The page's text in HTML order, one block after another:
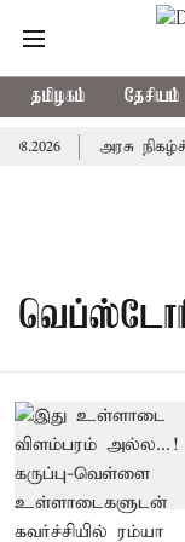
தமிழகம் தேசியம்
அரசு